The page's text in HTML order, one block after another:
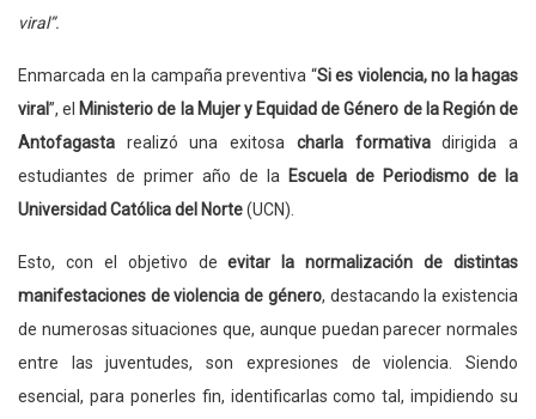
viral”.
Enmarcada en la campaña preventiva “Si es violencia, no la hagas
viral”, el Ministerio de la Mujer y Equidad de Género de la Región de
Antofagasta realizó una exitosa charla formativadirigida a
estudiantes de primer año de la
Escuela de Periodismo de la
Universidad Católica del Norte(UCN).
Esto, con el objetivo deevitar la normalización de distintas
manifestaciones de violencia de género, destacando la existencia
de numerosas situaciones que, aunque puedan parecer normales
entre las juventudes, son expresiones de violencia. Siendo
esencial, para ponerles fin, identificarlas como tal, impidiendo su